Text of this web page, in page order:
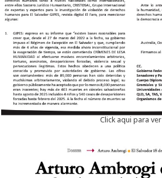
Click aqui para ver